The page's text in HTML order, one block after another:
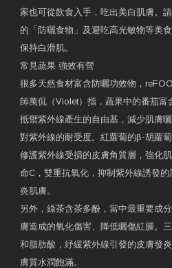
家也可從飲食入手，吃出美白肌膚。
的「防曬食物」及避吃高光敏物等美
保持白滑肌。
常見蔬果 強效有營
很多天然食材富含防曬功效物，
師萬侃（Violet）指，蔬果中的番茄
抵禦紫外線產生的自由基，減少肌膚
對紫外線的耐受度。紅蘿蔔的β-胡蘿
修護紫外線受損的皮膚角質層，強化
命C，雙重抗氧化，抑制紫外線誘發
炎肌膚。
另外，綠茶含茶多酚，當中最重要成
膚造成的氧化傷害、降低曬傷紅腫。
和脂肪酸，紓緩紫外線引發的皮膚發
膚質水潤飽滿。